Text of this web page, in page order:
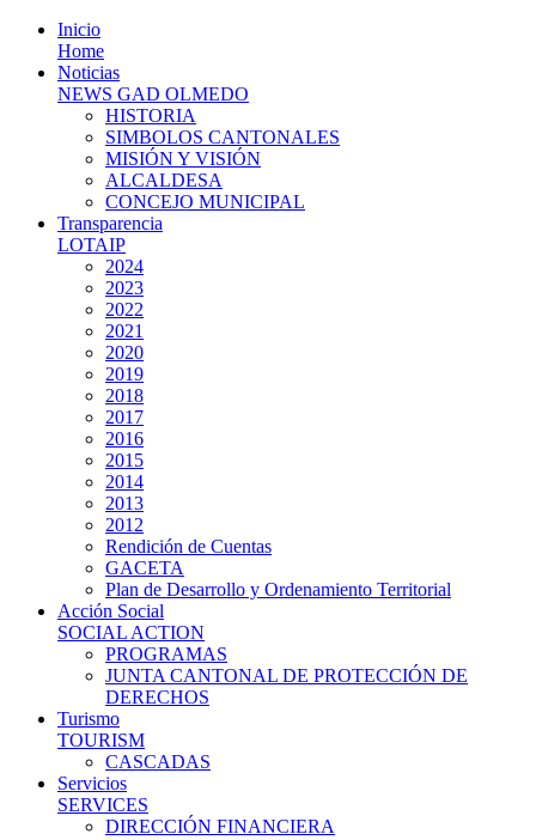
Inicio
Home
Noticias
NEWS GAD OLMEDO
HISTORIA
SIMBOLOS CANTONALES
MISIÓN Y VISIÓN
ALCALDESA
CONCEJO MUNICIPAL
Transparencia
LOTAIP
2024
2023
2022
2021
2020
2019
2018
2017
2016
2015
2014
2013
2012
Rendición de Cuentas
GACETA
Plan de Desarrollo y Ordenamiento Territorial
Acción Social
SOCIAL ACTION
PROGRAMAS
JUNTA CANTONAL DE PROTECCIÓN DE
DERECHOS
Turismo
TOURISM
CASCADAS
Servicios
SERVICES
DIRECCIÓN FINANCIERA